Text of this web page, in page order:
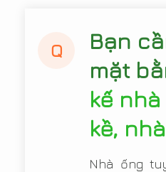
Q
Bạn
mặt
kế
kề,
Nhà ống